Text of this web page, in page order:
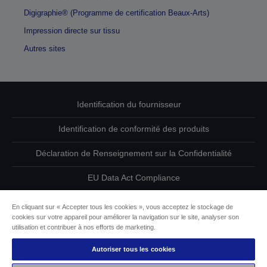
Digigraphie® (Programme de certification Beaux-Arts)
Impression directe sur tissu
Autres sites
Identification du fournisseur
Identification de conformité des produits
Déclaration de Renseignement sur la Confidentialité
EU Data Act Compliance
Informations sur les cookies
L’engagement d’Epson pour l’accessibilité
En cliquant sur « Accepter tous les cookies », vous acceptez le stockage de
cookies sur votre appareil pour améliorer la navigation sur le site, analyser son
utilisation et contribuer à nos efforts de marketing.
Autoriser tous les cookies